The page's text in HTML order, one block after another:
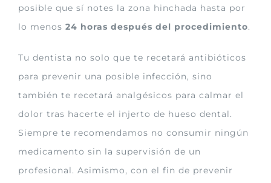
posible que sí notes la zona hinchada hasta por
lo menos 24 horas después del procedimiento.
Tu dentista no solo que te recetará antibióticos
para prevenir una posible infección, sino
también te recetará analgésicos para calmar el
dolor tras hacerte el injerto de hueso dental.
Siempre te recomendamos no consumir ningún
medicamento sin la supervisión de un
profesional. Asimismo, con el fin de prevenir